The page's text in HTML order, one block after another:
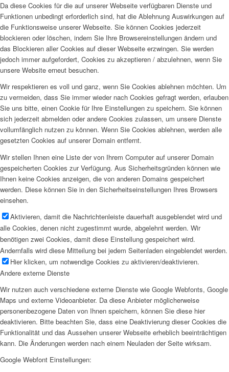
Da diese Cookies für die auf unserer Webseite verfügbaren Dienste und
Funktionen unbedingt erforderlich sind, hat die Ablehnung Auswirkungen auf
die Funktionsweise unserer Webseite. Sie können Cookies jederzeit
blockieren oder löschen, indem Sie Ihre Browsereinstellungen ändern und
das Blockieren aller Cookies auf dieser Webseite erzwingen. Sie werden
jedoch immer aufgefordert, Cookies zu akzeptieren / abzulehnen, wenn Sie
unsere Website erneut besuchen.
Wir respektieren es voll und ganz, wenn Sie Cookies ablehnen möchten. Um
zu vermeiden, dass Sie immer wieder nach Cookies gefragt werden, erlauben
Sie uns bitte, einen Cookie für Ihre Einstellungen zu speichern. Sie können
sich jederzeit abmelden oder andere Cookies zulassen, um unsere Dienste
vollumfänglich nutzen zu können. Wenn Sie Cookies ablehnen, werden alle
gesetzten Cookies auf unserer Domain entfernt.
Wir stellen Ihnen eine Liste der von Ihrem Computer auf unserer Domain
gespeicherten Cookies zur Verfügung. Aus Sicherheitsgründen können wie
Ihnen keine Cookies anzeigen, die von anderen Domains gespeichert
werden. Diese können Sie in den Sicherheitseinstellungen Ihres Browsers
einsehen.
Aktivieren, damit die Nachrichtenleiste dauerhaft ausgeblendet wird und
alle Cookies, denen nicht zugestimmt wurde, abgelehnt werden. Wir
benötigen zwei Cookies, damit diese Einstellung gespeichert wird.
Andernfalls wird diese Mitteilung bei jedem Seitenladen eingeblendet werden.
Hier klicken, um notwendige Cookies zu aktivieren/deaktivieren.
Andere externe Dienste
Wir nutzen auch verschiedene externe Dienste wie Google Webfonts, Google
Maps und externe Videoanbieter. Da diese Anbieter möglicherweise
personenbezogene Daten von Ihnen speichern, können Sie diese hier
deaktivieren. Bitte beachten Sie, dass eine Deaktivierung dieser Cookies die
Funktionalität und das Aussehen unserer Webseite erheblich beeinträchtigen
kann. Die Änderungen werden nach einem Neuladen der Seite wirksam.
Google Webfont Einstellungen: